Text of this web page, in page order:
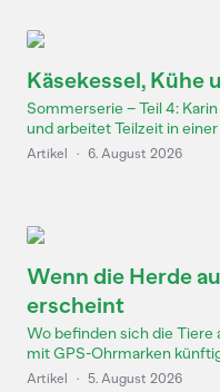
Käsekessel, Kühe
Sommerserie – Teil 4:
und arbeitet Teilzeit in
Artikel · 6. August 2026
Wenn die Herde
erscheint
Wo befinden sich die Tiere
mit GPS-Ohrmarken
Artikel · 5. August 2026